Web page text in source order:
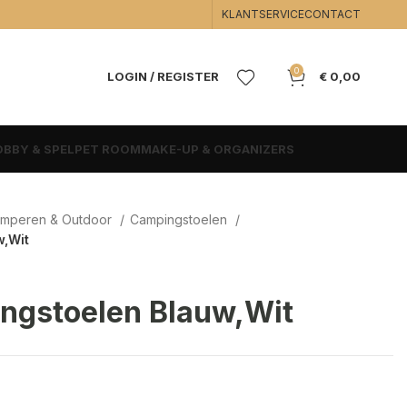
KLANTSERVICECONTACT
LOGIN / REGISTER 0 € 0,00
& SPEL PET ROOMMAKE-UP & ORGANIZERS
& Outdoor
Campingstoelen
Blauw,Wit